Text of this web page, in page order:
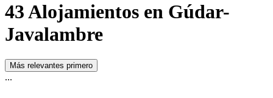
43 Alojamientos en Gúdar-
Javalambre
Más relevantes primero
...